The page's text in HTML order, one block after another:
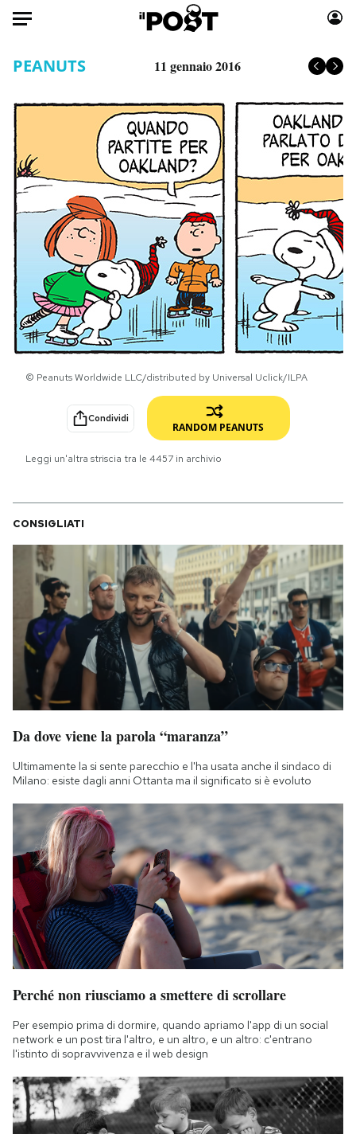
Politica
Tecnologia
Internet
Scienza
Cultura
Economia
Sport
Moda
Libri
Consumismi
Storie/Idee
Ok Boomer!
Media
Europa
Altrecose
Mondiali calcio 2026
SHOP
CALENDARIO
AREA PERSONALE
Area Personale
Newsletter
Regala il Post
Hai bisogno di aiuto?
Esci
PEANUTS 11 gennaio 2016
© Peanuts Worldwide LLC/distributed by Universal Uclick/ILPA
Condividi
RANDOM PEANUTS
Leggi un'altra striscia tra le 4457 in archivio
CONSIGLIATI
Da dove viene la parola “maranza”
Ultimamente la si sente parecchio e l'ha usata anche il sindaco di
Milano: esiste dagli anni Ottanta ma il significato si è evoluto
Perché non riusciamo a smettere di scrollare
Per esempio prima di dormire, quando apriamo l'app di un social
network e un post tira l'altro, e un altro, e un altro: c'entrano
l'istinto di sopravvivenza e il web design